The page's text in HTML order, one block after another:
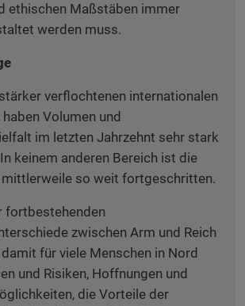
ethischen Maßstäben immer
werden muss.
verflochtenen internationalen
Volumen und
im letzten Jahrzehnt sehr stark
keinem anderen Bereich ist die
so weit fortgeschritten.
fortbestehenden
zwischen Arm und Reich
für viele Menschen in Nord
und Risiken, Hoffnungen und
die Vorteile der